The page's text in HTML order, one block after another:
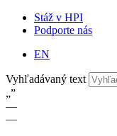
Stáž v HPI
Podporte nás
EN
Vyhľadávaný text
„”
—
—